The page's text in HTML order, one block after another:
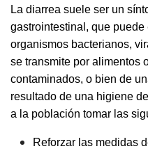
La diarrea suele ser un
gastrointestinal, que
organismos bacterianos,
se transmite por alimentos
contaminados, o bien de
resultado de una higiene
a la población tomar las
Reforzar las medidas